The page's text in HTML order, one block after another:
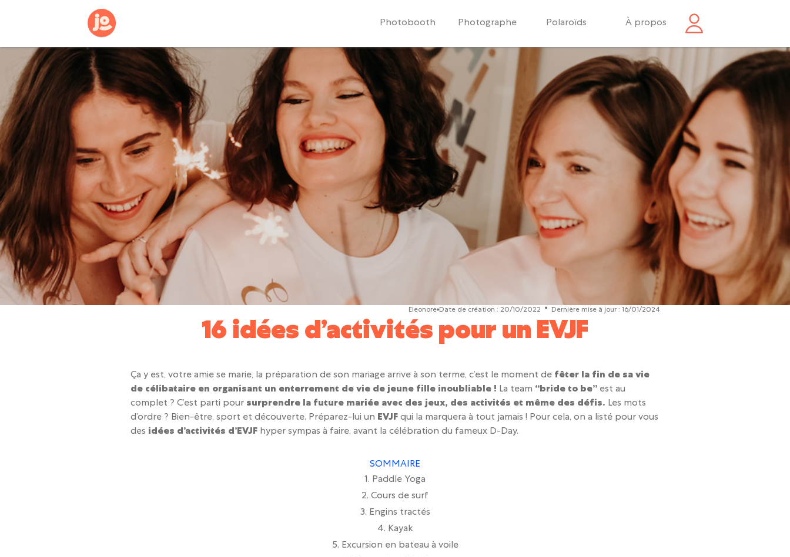
Photobooth Photographe Polaroïds À propos
Eleonore Date de création : 20/10/2022 Dernière mise à jour : 16/01/2024
16 idées d’activités pour un EVJF
Ça y est, votre amie se marie, la préparation de son mariage arrive à son terme, c’est le moment de fêter la fin de sa vie
de célibataire en organisant un enterrement de vie de jeune fille inoubliable ! La team “bride to be” est au
complet ? C’est parti pour surprendre la future mariée avec des jeux, des activités et même des défis. Les mots
d’ordre ? Bien-être, sport et découverte. Préparez-lui un EVJF qui la marquera à tout jamais ! Pour cela, on a listé pour vous
des idées d’activités d’EVJF hyper sympas à faire, avant la célébration du fameux D-Day.
SOMMAIRE
1. Paddle Yoga
2. Cours de surf
3. Engins tractés
4. Kayak
5. Excursion en bateau à voile